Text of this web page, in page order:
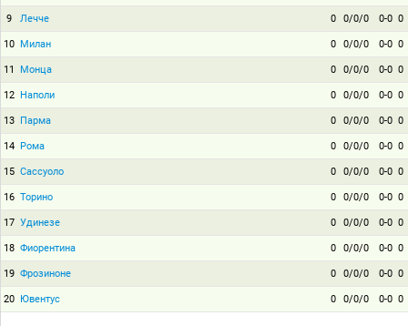
9 Лечче 0 0/0/0 0-0 0
10 Милан 0 0/0/0 0-0 0
11 Монца 0 0/0/0 0-0 0
12 Наполи 0 0/0/0 0-0 0
13 Парма 0 0/0/0 0-0 0
14 Рома 0 0/0/0 0-0 0
15 Сассуоло 0 0/0/0 0-0 0
16 Торино 0 0/0/0 0-0 0
17 Удинезе 0 0/0/0 0-0 0
18 Фиорентина 0 0/0/0 0-0 0
19 Фрозиноне 0 0/0/0 0-0 0
20 Ювентус 0 0/0/0 0-0 0